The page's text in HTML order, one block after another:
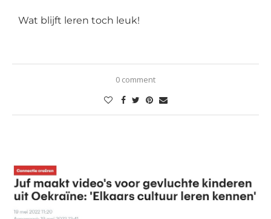
Wat blijft leren toch leuk!
0 comment